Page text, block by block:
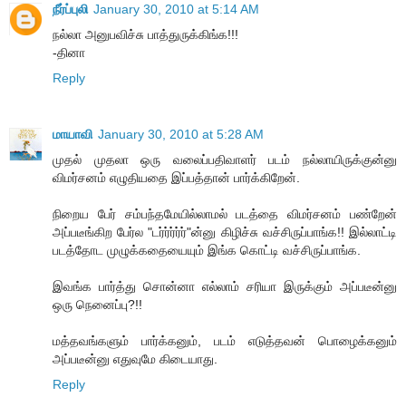
நீர்ப்புலி January 30, 2010 at 5:14 AM
நல்லா அனுபவிச்சு பாத்துருக்கிங்க!!!
-தினா
Reply
மாயாவி January 30, 2010 at 5:28 AM
முதல் முதலா ஒரு வலைப்பதிவாளர் படம் நல்லாயிருக்குன்னு
விமர்சனம் எழுதியதை இப்பத்தான் பார்க்கிறேன்.
நிறைய பேர் சம்பந்தமேயில்லாமல் படத்தை விமர்சனம் பண்றேன்
அப்படீங்கிற பேர்ல "டர்ர்ர்ர்ர்"ன்னு கிழிச்சு வச்சிருப்பாங்க!! இல்லாட்டி
படத்தோட முழுக்கதையையும் இங்க கொட்டி வச்சிருப்பாங்க.
இவங்க பார்த்து சொன்னா எல்லாம் சரியா இருக்கும் அப்படீன்னு
ஒரு நெனைப்பு?!!
மத்தவங்களும் பார்க்கனும், படம் எடுத்தவன் பொழைக்கனும்
அப்படீன்னு எதுவுமே கிடையாது.
Reply